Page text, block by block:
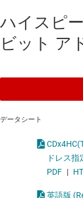
ハイスピ
ビット ア
データシート
ドレス
PDF |
英語版